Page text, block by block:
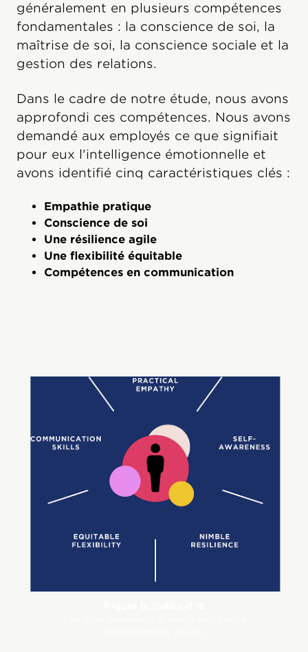
généralement en plusieurs compétences
fondamentales : la conscience de soi, la
maîtrise de soi, la conscience sociale et la
gestion des relations.
Dans le cadre de notre étude, nous avons
approfondi ces compétences. Nous avons
demandé aux employés ce que signifiait
pour eux l'intelligence émotionnelle et
avons identifié cinq caractéristiques clés :
Empathie pratique
Conscience de soi
Une résilience agile
Une flexibilité équitable
Compétences en communication